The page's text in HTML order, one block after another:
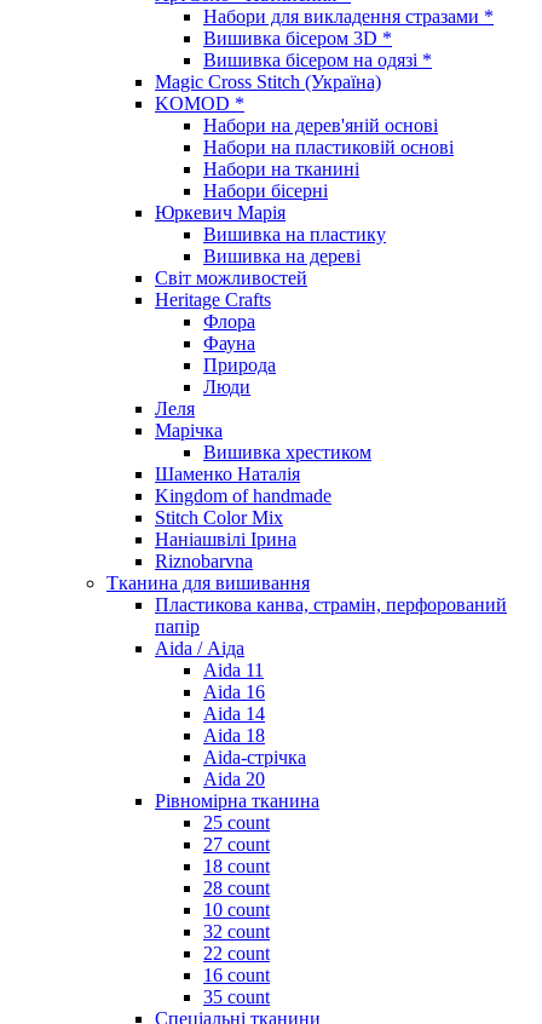
Набори для викладення стразами *
Вишивка бісером 3D *
Вишивка бісером на одязі *
Magic Cross Stitch (Україна)
KOMOD *
Набори на дерев'яній основі
Набори на пластиковій основі
Набори на тканині
Набори бісерні
Юркевич Марія
Вишивка на пластику
Вишивка на дереві
Світ можливостей
Heritage Crafts
Флора
Фауна
Природа
Люди
Леля
Марічка
Вишивка хрестиком
Шаменко Наталія
Kingdom of handmade
Stitch Color Mix
Наніашвілі Ірина
Riznobarvna
Тканина для вишивання
Пластикова канва, страмін, перфорований
папір
Aida / Аіда
Aida 11
Aida 16
Aida 14
Aida 18
Aida-стрічка
Aida 20
Рівномірна тканина
25 count
27 count
18 count
28 count
10 count
32 count
22 count
16 count
35 count
Спеціальні тканини